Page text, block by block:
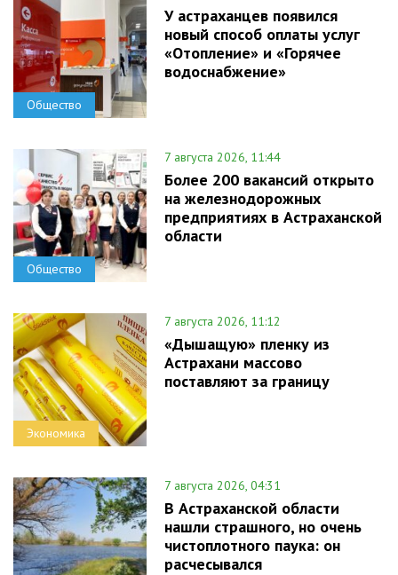
Общество
У астраханцев появился
новый способ оплаты услуг
«Отопление» и «Горячее
водоснабжение»
Общество
7 августа 2026, 11:44
Более 200 вакансий открыто
на железнодорожных
предприятиях в Астраханской
области
Экономика
7 августа 2026, 11:12
«Дышащую» пленку из
Астрахани массово
поставляют за границу
7 августа 2026, 04:31
В Астраханской области
нашли страшного, но очень
чистоплотного паука: он
расчесывался